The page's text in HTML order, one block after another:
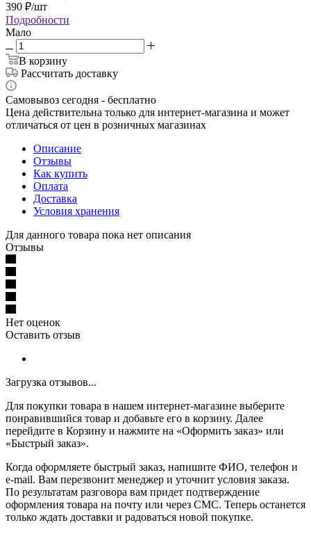
390 ₽/шт
Подробности
Мало
В корзину
Рассчитать доставку
Самовывоз сегодня - бесплатно
Цена действительна только для интернет-магазина и может
отличаться от цен в розничных магазинах
Описание
Отзывы
Как купить
Оплата
Доставка
Условия хранения
Для данного товара пока нет описания
Отзывы
Нет оценок
Оставить отзыв
Загрузка отзывов...
Для покупки товара в нашем интернет-магазине выберите
понравившийся товар и добавьте его в корзину. Далее
перейдите в Корзину и нажмите на «Оформить заказ» или
«Быстрый заказ».
Когда оформляете быстрый заказ, напишите ФИО, телефон и
e-mail. Вам перезвонит менеджер и уточнит условия заказа.
По результатам разговора вам придет подтверждение
оформления товара на почту или через СМС. Теперь останется
только ждать доставки и радоваться новой покупке.